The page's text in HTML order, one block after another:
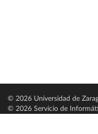
© 2026 Universidad de
© 2026 Servicio de